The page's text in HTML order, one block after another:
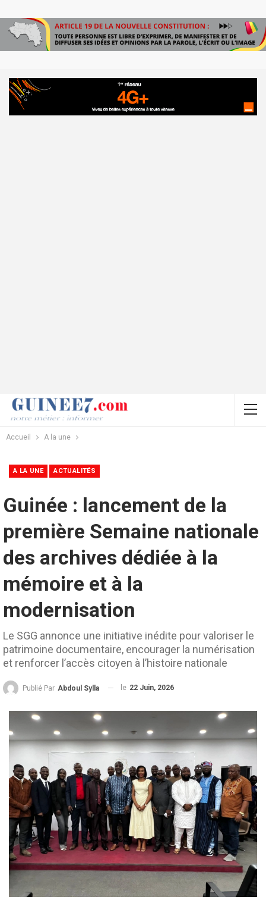
Accueil A la une
A LA UNE ACTUALITÉS
Guinée : lancement de la
première Semaine nationale
des archives dédiée à la
mémoire et à la
modernisation
Le SGG annonce une initiative inédite pour valoriser le
patrimoine documentaire, encourager la numérisation
et renforcer l’accès citoyen à l’histoire nationale
Publié Par Abdoul Sylla le 22 Juin, 2026